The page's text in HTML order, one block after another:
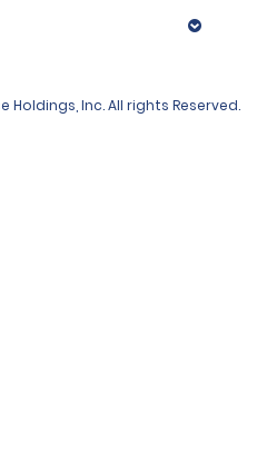
Holdings, Inc. All rights Reserved.